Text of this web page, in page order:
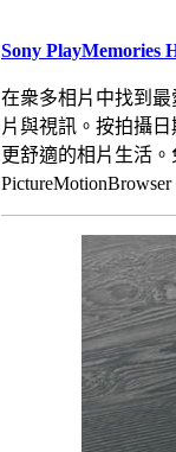
Sony PlayMemories
在衆多相片中找到最
片與視訊。按拍攝
更舒適的相片生活。